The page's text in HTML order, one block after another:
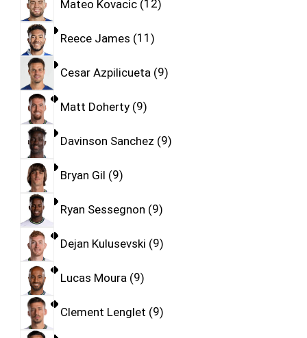
Mateo Kovacic 12
Reece James 11
Cesar Azpilicueta 9
Matt Doherty 9
Davinson Sanchez 9
Bryan Gil 9
Ryan Sessegnon 9
Dejan Kulusevski 9
Lucas Moura 9
Clement Lenglet 9